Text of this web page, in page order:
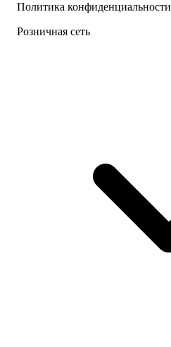
Политика конфиденциальности
Розничная сеть